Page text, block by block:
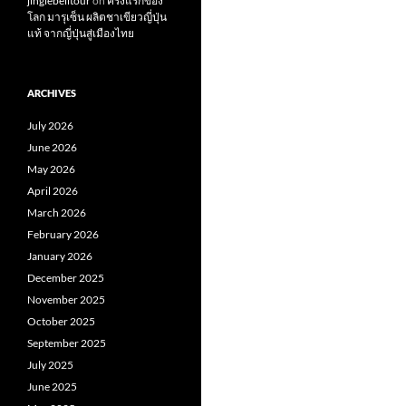
โลก มารุเซ็น ผลิตชาเขียวญี่ปุ่น
แท้ จากญี่ปุ่นสู่เมืองไทย
ARCHIVES
July 2026
June 2026
May 2026
April 2026
March 2026
February 2026
January 2026
December 2025
November 2025
October 2025
September 2025
July 2025
June 2025